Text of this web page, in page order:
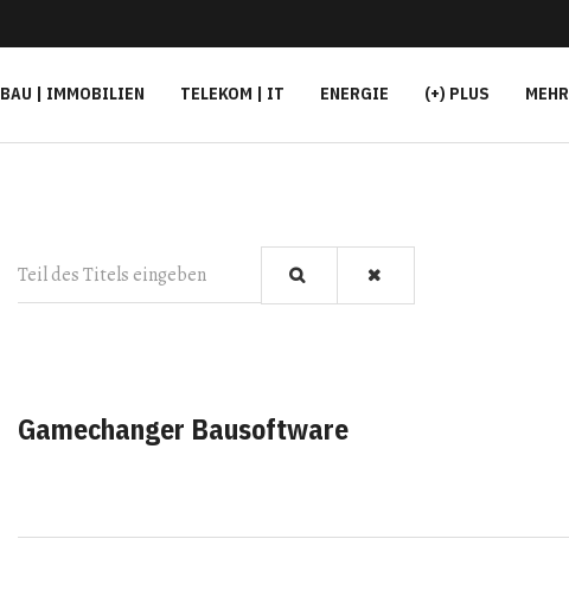
BAU | IMMOBILIEN TELEKOM | IT ENERGIE (+) PLUS MEHR
Gamechanger Bausoftware